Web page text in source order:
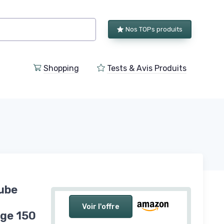
Nos TOPs produits
Shopping Tests & Avis Produits
Voir l'offre
150